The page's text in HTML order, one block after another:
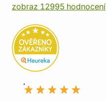
zobraz 12995 hodnocení